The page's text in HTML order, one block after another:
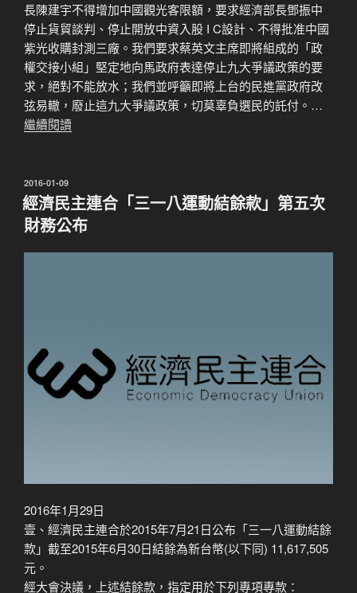
長陳建宇不得增加中國觀光客限額，要求經濟部長鄧振中
停止貨貿談判、停止開放中資入股 I C設計、不得批准中國
紫光收購封測三廠。我們要求蔡英文主席即將組成的「政
權交接小組」堅定地向馬政府表達停止九大爭議政策的要
求，絕對不能放水；我們並呼籲即將上台的民進黨政府改
弦易轍，廢止這九大爭議政策，切莫辜負選民的託付。…
繼續閱讀
發
佈
於
2016-01-09
經濟民主連合「三一八運動結餘款」第五次
財務公布
2016年1月29日
壹、經濟民主連合於2015年7月21日公布「三一八運動結餘
款」截至2015年6月30日結餘為新台幣(以下同) 11,617,505
元。
經大會決議，上述結餘款，指定用於下列專項專款：